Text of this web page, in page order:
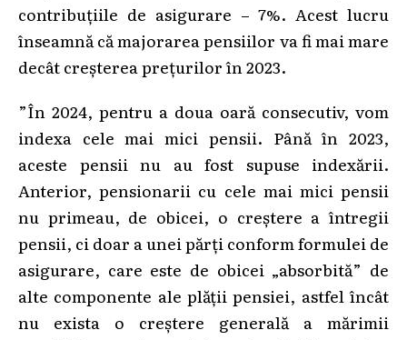
contribuțiile de asigurare – 7%. Acest lucru
înseamnă că majorarea pensiilor va fi mai mare
decât creșterea prețurilor în 2023.
”În 2024, pentru a doua oară consecutiv, vom
indexa cele mai mici pensii. Până în 2023,
aceste pensii nu au fost supuse indexării.
Anterior, pensionarii cu cele mai mici pensii
nu primeau, de obicei, o creștere a întregii
pensii, ci doar a unei părți conform formulei de
asigurare, care este de obicei „absorbită” de
alte componente ale plății pensiei, astfel încât
nu exista o creștere generală a mărimii